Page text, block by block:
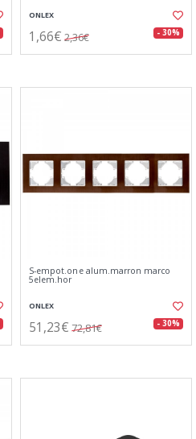
ONLEX
1,66€ 2,36€ - 30%
S-empot.one alum.marron marco
5elem.hor
ONLEX
51,23€ 72,81€ - 30%